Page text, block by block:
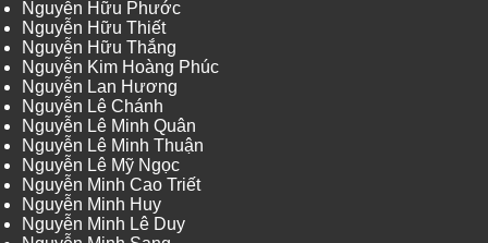
Nguyễn Hữu Phước
Nguyễn Hữu Thiết
Nguyễn Hữu Thắng
Nguyễn Kim Hoàng Phúc
Nguyễn Lan Hương
Nguyễn Lê Chánh
Nguyễn Lê Minh Quân
Nguyễn Lê Minh Thuận
Nguyễn Lê Mỹ Ngọc
Nguyễn Minh Cao Triết
Nguyễn Minh Huy
Nguyễn Minh Lê Duy